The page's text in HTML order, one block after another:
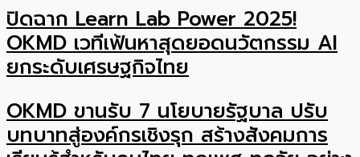
ปิดฉาก Learn Lab Power 2025!
OKMD เวทีเฟ้นหาสุดยอดนวัตกรรม AI
ยกระดับเศรษฐกิจไทย
OKMD ขานรับ 7 นโยบายรัฐบาล ปรับ
บทบาทสู่องค์กรเชิงรุก สร้างสังคมการ